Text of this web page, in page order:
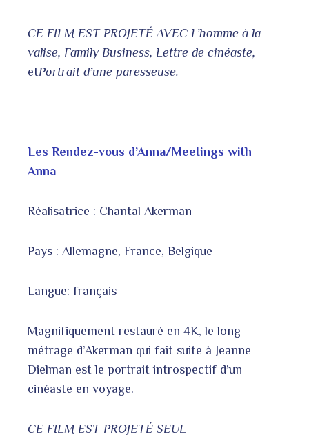
CE FILM EST PROJETÉ AVEC L’homme à la
valise, Family Business, Lettre de cinéaste,
etPortrait d’une paresseuse.
Les Rendez-vous d’Anna/Meetings with
Anna
Réalisatrice : Chantal Akerman
Pays : Allemagne, France, Belgique
Langue: français
Magnifiquement restauré en 4K, le long
métrage d’Akerman qui fait suite à Jeanne
Dielman est le portrait introspectif d’un
cinéaste en voyage.
CE FILM EST PROJETÉ SEUL